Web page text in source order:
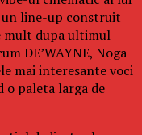
un line-up construit
mult dupa ultimul
DE’WAYNE, Noga
mai interesante voci
o paleta larga de